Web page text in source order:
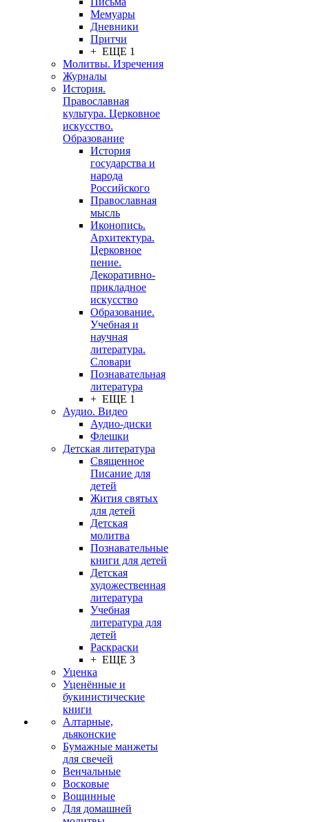
Мемуары
Дневники
Притчи
+ ЕЩЕ 1
Молитвы. Изречения
Журналы
История.
Православная
культура. Церковное
искусство.
Образование
История
государства и
народа
Российского
Православная
мысль
Иконопись.
Архитектура.
Церковное
пение.
Декоративно-
прикладное
искусство
Образование.
Учебная и
научная
литература.
Словари
Познавательная
литература
+ ЕЩЕ 1
Аудио. Видео
Аудио-диски
Флешки
Детская литература
Священное
Писание для
детей
Жития святых
для детей
Детская
молитва
Познавательные
книги для детей
Детская
художественная
литература
Учебная
литература для
детей
Раскраски
+ ЕЩЕ 3
Уценка
Уценённые и
букинистические
книги
Алтарные,
дьяконские
Бумажные манжеты
для свечей
Венчальные
Восковые
Вощинные
Для домашней